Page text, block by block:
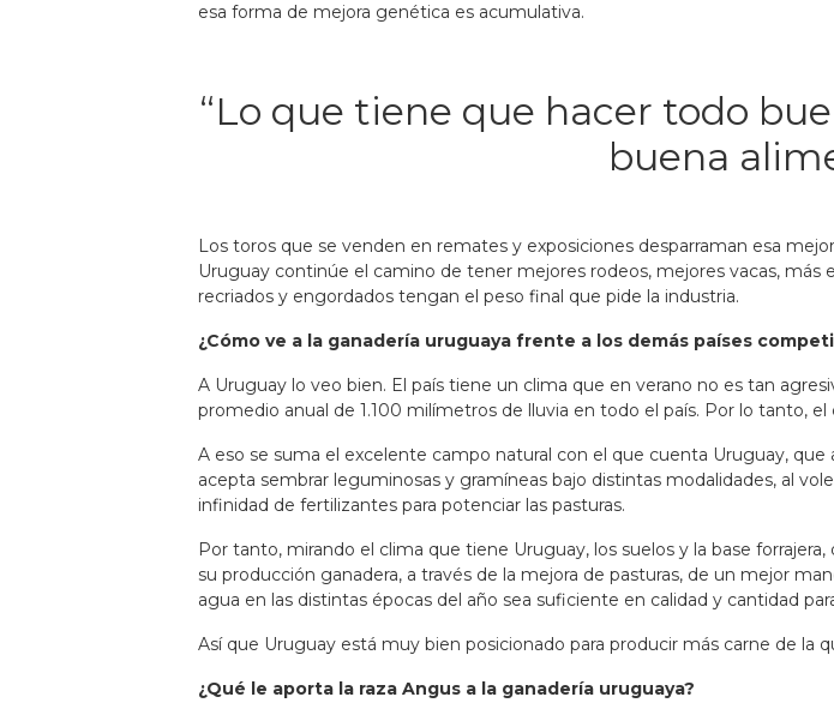
esa forma de mejora genética es acumulativa.
“Lo que tiene que hacer todo
buena
Los toros que se venden en remates y exposiciones desparraman esa
Uruguay continúe el camino de tener mejores rodeos, mejores vacas,
recriados y engordados tengan el peso final que pide la industria.
¿Cómo ve a la ganadería uruguaya frente a los demás países
A Uruguay lo veo bien. El país tiene un clima que en verano no es tan
promedio anual de 1.100 milímetros de lluvia en todo el país. Por lo tanto,
A eso se suma el excelente campo natural con el que cuenta Uruguay,
acepta sembrar leguminosas y gramíneas bajo distintas modalidades, al
infinidad de fertilizantes para potenciar las pasturas.
Por tanto, mirando el clima que tiene Uruguay, los suelos y la base
su producción ganadera, a través de la mejora de pasturas, de un mejor
agua en las distintas épocas del año sea suficiente en calidad y cantidad
Así que Uruguay está muy bien posicionado para producir más carne de la
¿Qué le aporta la raza Angus a la ganadería uruguaya?